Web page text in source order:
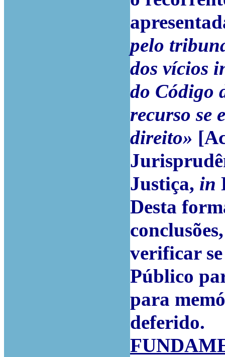
pelo
dos vícios
do Código
recurso se
direito»
Justiça, in
Desta
verificar
Público
para
deferido.